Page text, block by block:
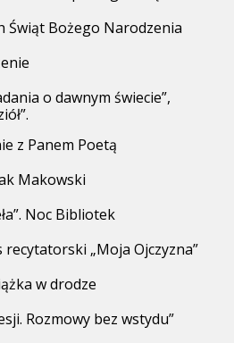
Świąt Bożego Narodzenia
o dawnym świecie”,
z Panem Poetą
Makowski
Noc Bibliotek
recytatorski „Moja Ojczyzna”
w drodze
Rozmowy bez wstydu”